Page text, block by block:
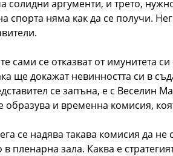
солидни аргументи, и трето,
спорта няма как да се получи.
сами се отказват от имунитета
ще докажат невинността си в
се запъна, е с Веселин
образува и временна комисия,
се надява такава комисия да не
пленарна зала. Каква е